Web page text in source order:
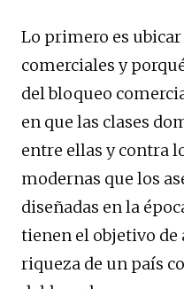
Lo primero es
comerciales y
del bloqueo
en que las clases
entre ellas y contra
modernas que los
diseñadas en la
tienen el objetivo
riqueza de un país